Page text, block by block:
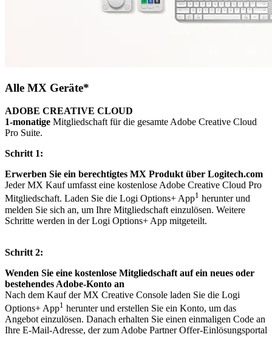
Alle MX Geräte*
ADOBE CREATIVE CLOUD
1-monatige Mitgliedschaft für die gesamte Adobe Creative Cloud
Pro Suite.
Schritt 1:
Erwerben Sie ein berechtigtes MX Produkt über Logitech.com
Jeder MX Kauf umfasst eine kostenlose Adobe Creative Cloud Pro
Mitgliedschaft. Laden Sie die Logi Options+ App1 herunter und
melden Sie sich an, um Ihre Mitgliedschaft einzulösen. Weitere
Schritte werden in der Logi Options+ App mitgeteilt.
Schritt 2:
Wenden Sie eine kostenlose Mitgliedschaft auf ein neues oder
bestehendes Adobe-Konto an
Nach dem Kauf der MX Creative Console laden Sie die Logi
Options+ App1 herunter und erstellen Sie ein Konto, um das
Angebot einzulösen. Danach erhalten Sie einen einmaligen Code an
Ihre E-Mail-Adresse, der zum Adobe Partner Offer-Einlösungsportal